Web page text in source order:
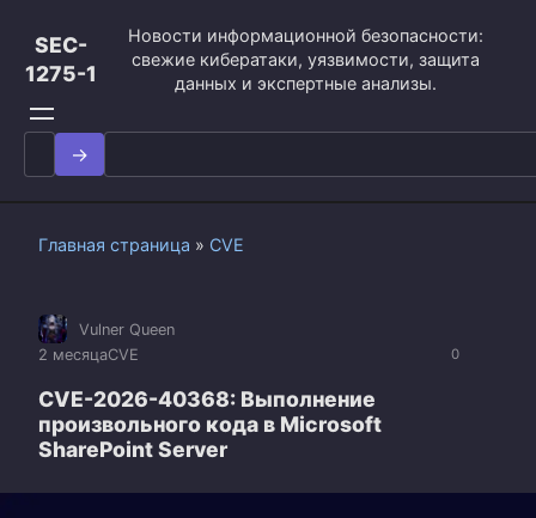
контенту
SEC-
1275-1
Новости информационной безопасности:
свежие кибератаки, уязвимости, защита
данных и экспертные анализы.
Search
for:
Главная страница » CVE
0
Vulner Queen
2 месяцаCVE
CVE-2026-40368: Выполнение
произвольного кода в Microsoft
SharePoint Server